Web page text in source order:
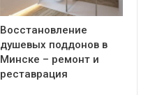
Восстановление
душевых поддонов в
Минске – ремонт и
реставрация